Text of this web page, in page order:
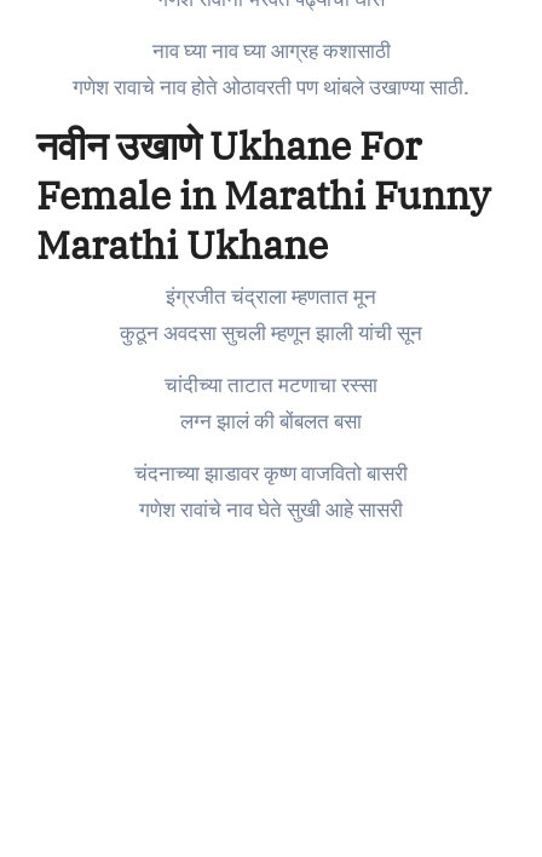
नाव घ्या नाव घ्या आग्रह कशासाठी
गणेश रावाचे नाव होते ओठावरती पण थांबले उखाण्या साठी.
नवीन उखाणे Ukhane For
Female in Marathi Funny
Marathi Ukhane
इंग्रजीत चंद्राला म्हणतात मून
कुठून अवदसा सुचली म्हणून झाली यांची सून
चांदीच्या ताटात मटणाचा रस्सा
लग्न झालं की बोंबलत बसा
चंदनाच्या झाडावर कृष्ण वाजवितो बासरी
गणेश रावांचे नाव घेते सुखी आहे सासरी